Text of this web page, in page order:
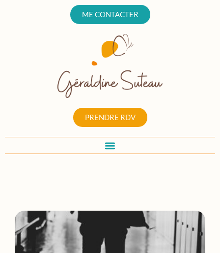
PRENDRE RDV
ME CONTACTER